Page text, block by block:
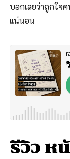
บอกเลยว่าถูกใจ
แน่นอน
รีวิว ห